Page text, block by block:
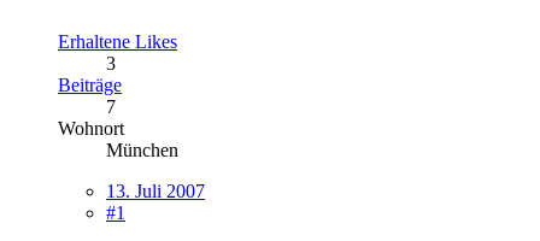
Erhaltene Likes
3
Beiträge
7
Wohnort
München
13. Juli 2007
#1